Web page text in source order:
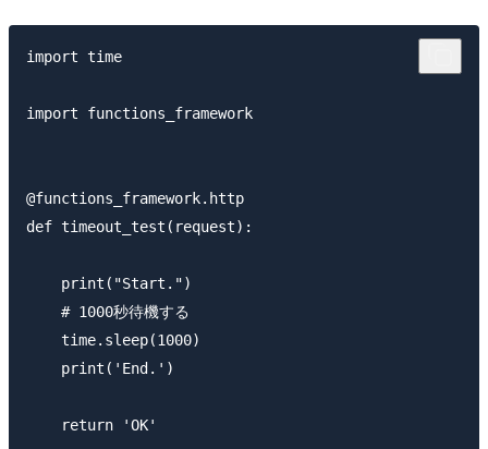
import time
import functions_framework
@functions_framework.http
def timeout_test(request):
    print("Start.")
    # 1000秒待機する
    time.sleep(1000)
    print('End.')